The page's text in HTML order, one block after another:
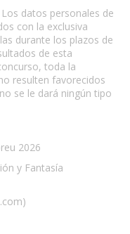
Los datos personales de
con la exclusiva
durante los plazos de
de esta
toda la
resulten favorecidos
se le dará ningún tipo
2026
y Fantasía